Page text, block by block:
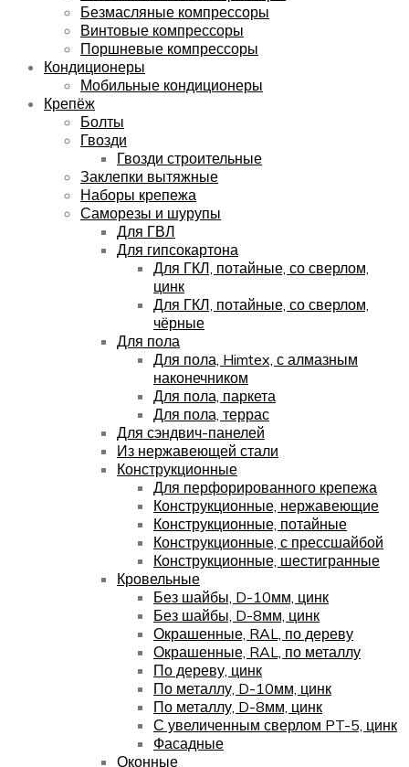
Безмасляные компрессоры
Винтовые компрессоры
Поршневые компрессоры
Кондиционеры
Мобильные кондиционеры
Крепёж
Болты
Гвозди
Гвозди строительные
Заклепки вытяжные
Наборы крепежа
Саморезы и шурупы
Для ГВЛ
Для гипсокартона
Для ГКЛ, потайные, со сверлом,
цинк
Для ГКЛ, потайные, со сверлом,
чёрные
Для пола
Для пола, Himtex, с алмазным
наконечником
Для пола, паркета
Для пола, террас
Для сэндвич-панелей
Из нержавеющей стали
Конструкционные
Для перфорированного крепежа
Конструкционные, нержавеющие
Конструкционные, потайные
Конструкционные, с прессшайбой
Конструкционные, шестигранные
Кровельные
Без шайбы, D-10мм, цинк
Без шайбы, D-8мм, цинк
Окрашенные, RAL, по дереву
Окрашенные, RAL, по металлу
По дереву, цинк
По металлу, D-10мм, цинк
По металлу, D-8мм, цинк
С увеличенным сверлом PT-5, цинк
Фасадные
Оконные